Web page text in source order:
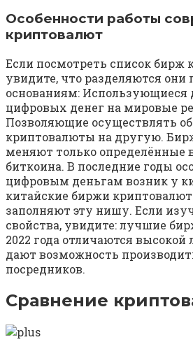
Особенности работы
криптовалют
Если посмотреть список бирж
увидите, что разделяются они
основаниям: Использующиеся
цифровых денег на мировые
Позволяющие осуществлять
криптовалюты на другую.
меняют только определённые
биткоина. В последние годы
цифровым деньгам возник у
китайские биржи
заполняют эту нишу. Если
свойства, увидите: лучшие
2022 года отличаются высокой
дают возможность
посредников.
Сравнение